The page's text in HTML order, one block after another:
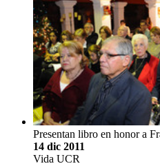
Presentan libro en honor a
14 dic 2011
Vida UCR